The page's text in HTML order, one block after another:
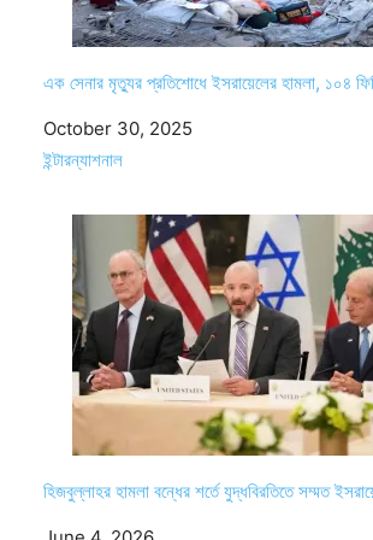
এক সেনার মৃত্যুর প্রতিশোধে ইসরায়েলের হামলা, ১০৪
Date
October 30, 2025
In relation to
ইন্টারন্যাশনাল
হিজবুল্লাহর হামলা বন্ধের শর্তে যুদ্ধবিরতিতে সম্মত